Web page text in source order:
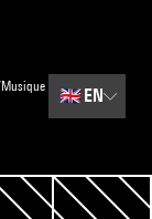
🇬🇧 EN